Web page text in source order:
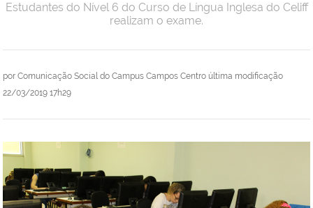
por Comunicação Social do Campus Campos Centro última modificação
22/03/2019 17h29
Estudantes do Nível 6 do Curso de Língua Inglesa do Celiff
realizam o exame.